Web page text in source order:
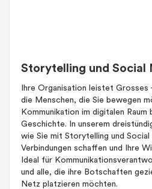
Storytelling und Social
Ihre Organisation leistet Grosses
die Menschen, die Sie bewegen
Kommunikation im digitalen
Geschichte. In unserem
wie Sie mit Storytelling und
Verbindungen schaffen und Ihre
Ideal für
und alle, die ihre Botschaften
Netz platzieren möchten.